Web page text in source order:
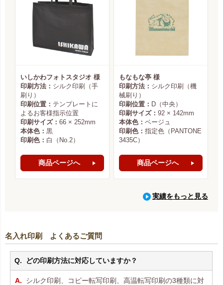
いしかわフォトスタジオ 様
印刷方法： シルク印刷（手
刷り）
印刷位置： テンプレートに
よるお客様指示位置
印刷サイズ： 66 × 252mm
本体色： 黒
印刷色： 白（No.2）
商品ページへ
もなもな亭 様
印刷方法： シルク印刷（機
械刷り）
印刷位置： D（中央）
印刷サイズ： 92 × 142mm
本体色： ベージュ
印刷色： 指定色（PANTONE
3435C）
商品ページへ
実績をもっと見る
名入れ印刷 よくあるご質問
どの印刷方法に対応していますか？
シルク印刷、コピー転写印刷、高温転写印刷の3種類に対